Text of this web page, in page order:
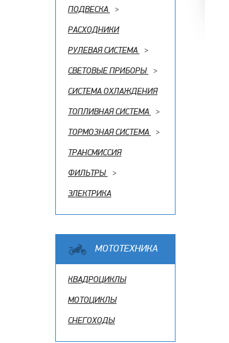
ПОДВЕСКА
>
РАСХОДНИКИ
РУЛЕВАЯ СИСТЕМА
>
СВЕТОВЫЕ ПРИБОРЫ >
СИСТЕМА ОХЛАЖДЕНИЯ
ТОПЛИВНАЯ СИСТЕМА
>
ТОРМОЗНАЯ СИСТЕМА
>
ТРАНСМИССИЯ
ФИЛЬТРЫ >
ЭЛЕКТРИКА
МОТОТЕХНИКА
КВАДРОЦИКЛЫ
МОТОЦИКЛЫ
СНЕГОХОДЫ